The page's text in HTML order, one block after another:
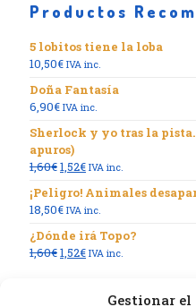
Gestionar el
Productos
5 lobitos tiene la loba
10,50€ IVA inc.
Doña Fantasía
6,90€ IVA inc.
Sherlock y yo tras la
apuros)
1,60€El
original
era:
1,60€.
1,52€El
actual
es:
1,52€.
IVA inc.
¡Peligro! Animales
18,50€ IVA inc.
¿Dónde irá Topo?
1,60€El
1,52€El
IVA inc.